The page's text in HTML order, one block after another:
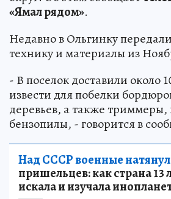
«Ямал рядом».
Недавно в Ольгинку
технику и материалы из
- В поселок доставили около
извести для побелки
деревьев, а также триммеры,
бензопилы, - говорится в
Над СССР военные
пришельцев: как страна 13
искала и изучала